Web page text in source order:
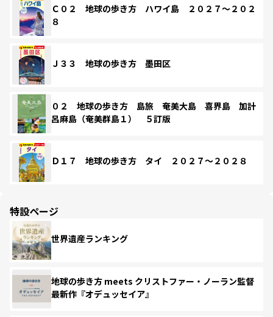
Ｃ０２ 地球の歩き方 ハワイ島 ２０２７～２０２
８
Ｊ３３ 地球の歩き方 墨田区
０２ 地球の歩き方 島旅 奄美大島 喜界島 加計
呂麻島（奄美群島１） ５訂版
Ｄ１７ 地球の歩き方 タイ ２０２７～２０２８
特設ページ
世界遺産ランキング
地球の歩き方 meets クリストファー・ノーラン監督
最新作『オデュッセイア』